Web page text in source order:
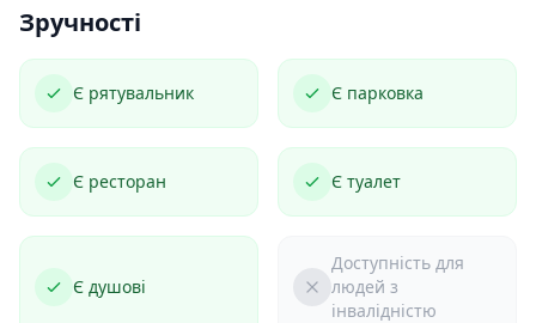
Зручності
Є рятувальник Є парковка
Є ресторан Є туалет
Є душові
Доступність для
людей з
інвалідністю